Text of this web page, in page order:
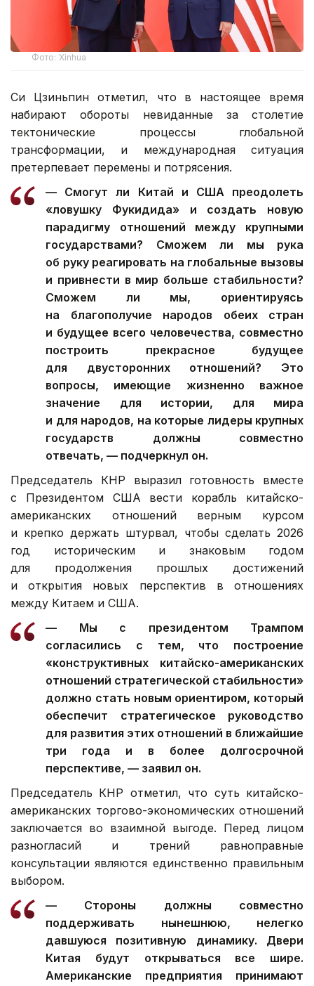
Фото: Xinhua
Си Цзиньпин отметил, что в настоящее время
набирают обороты невиданные за столетие
тектонические процессы глобальной
трансформации, и международная ситуация
претерпевает перемены и потрясения.
— Смогут ли Китай и США преодолеть
«ловушку Фукидида» и создать новую
парадигму отношений между крупными
государствами? Сможем ли мы рука
об руку реагировать на глобальные вызовы
и привнести в мир больше стабильности?
Сможем ли мы, ориентируясь
на благополучие народов обеих стран
и будущее всего человечества, совместно
построить прекрасное будущее
для двусторонних отношений? Это
вопросы, имеющие жизненно важное
значение для истории, для мира
и для народов, на которые лидеры крупных
государств должны совместно
отвечать, — подчеркнул он.
Председатель КНР выразил готовность вместе
с Президентом США вести корабль китайско-
американских отношений верным курсом
и крепко держать штурвал, чтобы сделать 2026
год историческим и знаковым годом
для продолжения прошлых достижений
и открытия новых перспектив в отношениях
между Китаем и США.
— Мы с президентом Трампом
согласились с тем, что построение
«конструктивных китайско-американских
отношений стратегической стабильности»
должно стать новым ориентиром, который
обеспечит стратегическое руководство
для развития этих отношений в ближайшие
три года и в более долгосрочной
перспективе, — заявил он.
Председатель КНР отметил, что суть китайско-
американских торгово-экономических отношений
заключается во взаимной выгоде. Перед лицом
разногласий и трений равноправные
консультации являются единственно правильным
выбором.
— Стороны должны совместно
поддерживать нынешнюю, нелегко
давшуюся позитивную динамику. Двери
Китая будут открываться все шире.
Американские предприятия принимают